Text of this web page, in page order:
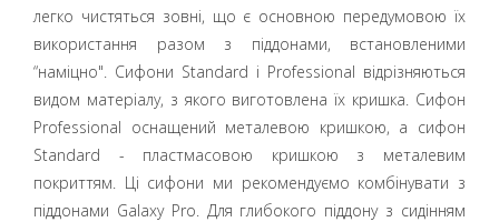
легко чистяться зовні, що є основною передумовою їх
використання разом з піддонами, встановленими
“наміцно". Сифони Standard і Professional відрізняються
видом матеріалу, з якого виготовлена їх кришка. Сифон
Professional оснащений металевою кришкою, а сифон
Standard - пластмасовою кришкою з металевим
покриттям. Ці сифони ми рекомендуємо комбінувати з
піддонами Galaxy Pro. Для глибокого піддону з сидінням